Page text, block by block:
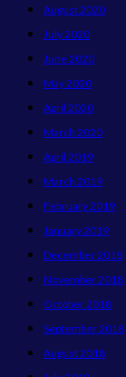
August 2020
July 2020
June 2020
May 2020
April 2020
March 2020
April 2019
March 2019
February 2019
January 2019
December 2018
November 2018
October 2018
September 2018
August 2018